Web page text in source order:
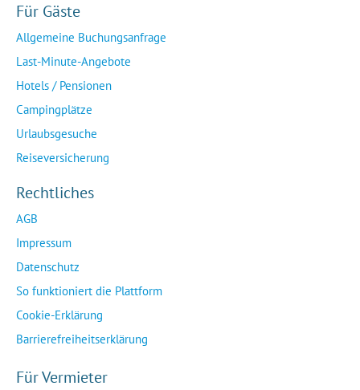
Für Gäste
Allgemeine Buchungsanfrage
Last-Minute-Angebote
Hotels / Pensionen
Campingplätze
Urlaubsgesuche
Reiseversicherung
Rechtliches
AGB
Impressum
Datenschutz
So funktioniert die Plattform
Cookie-Erklärung
Barrierefreiheitserklärung
Für Vermieter